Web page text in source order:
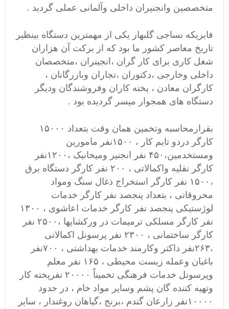
متخصصین وانجنیران داخلی وآلمانی عملی گردید .
فابریکه نساجی گلبهار یکی از مهمترین دستگاه بینظیر
تاریخ معاصر کشور ما بود که از برکت آن هزاران
شغل کاری برای کار گران ،انجینران ،متخصصان
داخلی وخارجی ،دکتوران ،تجاران وبازرگانان ،
کارگران معادن ، پخته کاران وفروشندگان ودیگر
دستگاه های همجوار میسر گردیده بود .
بقرارمحاسبه وتخمین همان وقت بتعداد ۱۵۰۰۰
کارگر دردو تایم کار ، ۱۵۰۰نفر مامورین
ومستخدمین،۴۵۰ نفر انجنیر ومیخانیک ،۱۲۰۰نفر
کارگر نقلیه واکمالاتی ، ۲۰۰ نفر کارگر دستگاه برق
،۱۵۰۰ نفر کارگر استخراج ذغال سنگ ومواد
محروقاتی ، بتعداد پنجصد نفر کارگر خدمات
لوژستیکی پنجصد نفر کارگر خدمات اعاشوی ، ۱۳۰۰
نفر کارگر مسلکی ترمیمات در ورکشاپها ،۲۵۰۰ نفر
کارگر ساختمانی ، ۲۳۰۰ نفر پرسونل اکمالاتی
،۲۶۳نفر داکتر وکارمند خدمات بهداشتی ، ۷۰۰نفر
باغبان وعمله زیست محیطی ، ۱۶۵ نفر معلم
وپرسونل خدمات فرهنگی تخمیناً ۲۰۰۰۰ نفرپخته کار
وتهیه کننده گان پشم وسایر مواد خام ، در حدود
۱۰۰۰۰نفر زارعان گندم ،برنج ،گیاهان روغندار ، سایر